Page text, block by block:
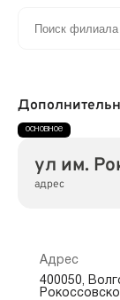
ул им.
адрес
Адрес
400050,